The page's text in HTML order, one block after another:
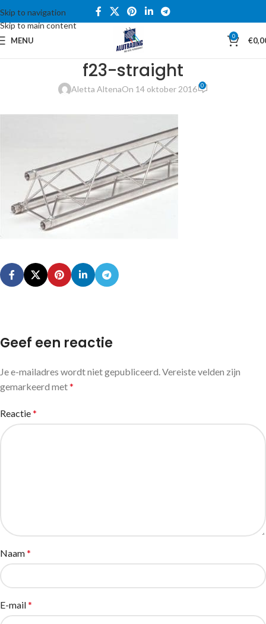
Skip to navigation
Skip to main content
MENU 0 €
f23-straight
Aletta AltenaOn 14 oktober 2016 0
Geef een reactie
Je e-mailadres wordt niet gepubliceerd.Vereiste velden zijn
gemarkeerd met*
Reactie*
Naam*
E-mail*